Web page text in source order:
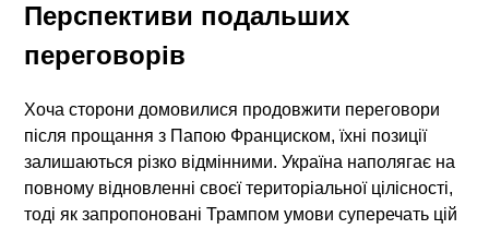
Перспективи подальших
переговорів
Хоча сторони домовилися продовжити переговори
після прощання з Папою Франциском, їхні позиції
залишаються різко відмінними. Україна наполягає на
повному відновленні своєї територіальної цілісності,
тоді як запропоновані Трампом умови суперечать цій